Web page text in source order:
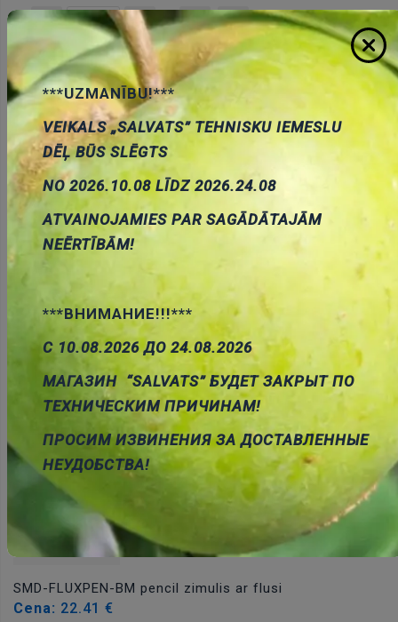
Pievienot
grozam
SMD-FLUX-PEN+repair zimulis ar flusi
20.92 €
00018562 Artikuls: SMD-FLUX-PEN
stāvoklis: 3
Pievienot
grozam
SMD-FLUXPEN-BM pencil zimulis ar flusi
Cena: 22.41 €
***UZMANĪBU!***
VEIKALS „SALVATS” TEHNISKU IEMESLU
DĒĻ BŪS SLĒGTS
NO 2026.10.08 LĪDZ 2026.24.08
ATVAINOJAMIES PAR SAGĀDĀTAJĀM
NEĒRTĪBĀM!
***ВНИМАНИЕ!!!***
С 10.08.2026 ДО 24.08.2026
МАГАЗИН “SALVATS” БУДЕТ ЗАКРЫТ ПО
ТЕХНИЧЕСКИМ ПРИЧИНАМ!
ПРОСИМ ИЗВИНЕНИЯ ЗА ДОСТАВЛЕННЫЕ
НЕУДОБСТВА!